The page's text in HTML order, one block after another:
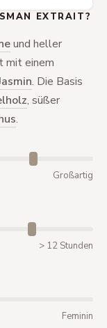
EXTRAIT?
und heller
mit einem
. Die Basis
, süßer
.
Großartig
> 12 Stunden
Feminin